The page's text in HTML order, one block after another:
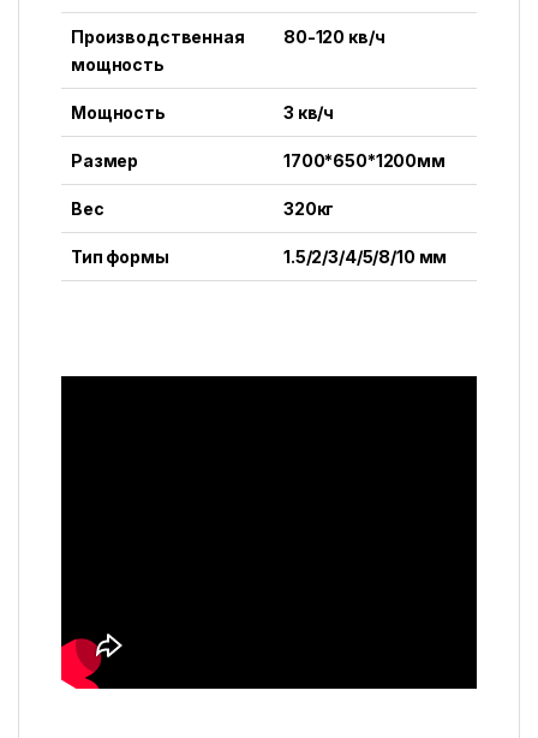
Производственная
мощность
80-120 кв/ч
Мощность 3 кв/ч
Размер 1700*650*1200мм
Вес 320кг
Тип формы 1.5/2/3/4/5/8/10 мм